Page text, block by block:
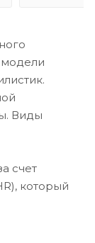
Виды
счет
который